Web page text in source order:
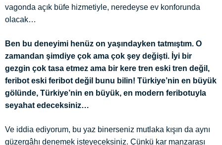
vagonda açık büfe hizmetiyle, neredeyse ev konforunda
olacak…
Ben bu deneyimi henüz on yaşındayken tatmıştım. O
zamandan şimdiye çok ama çok şey değişti. İyi bir
gezgin çok tasa etmez ama bir kere tren eski tren değil,
feribot eski feribot değil bunu bilin! Türkiye’nin en büyük
gölünde, Türkiye’nin en büyük, en modern feribotuyla
seyahat edeceksiniz…
Ve iddia ediyorum, bu yaz binerseniz mutlaka kışın da aynı
güzergâhı denemek isteyeceksiniz. Çünkü kar manzarası